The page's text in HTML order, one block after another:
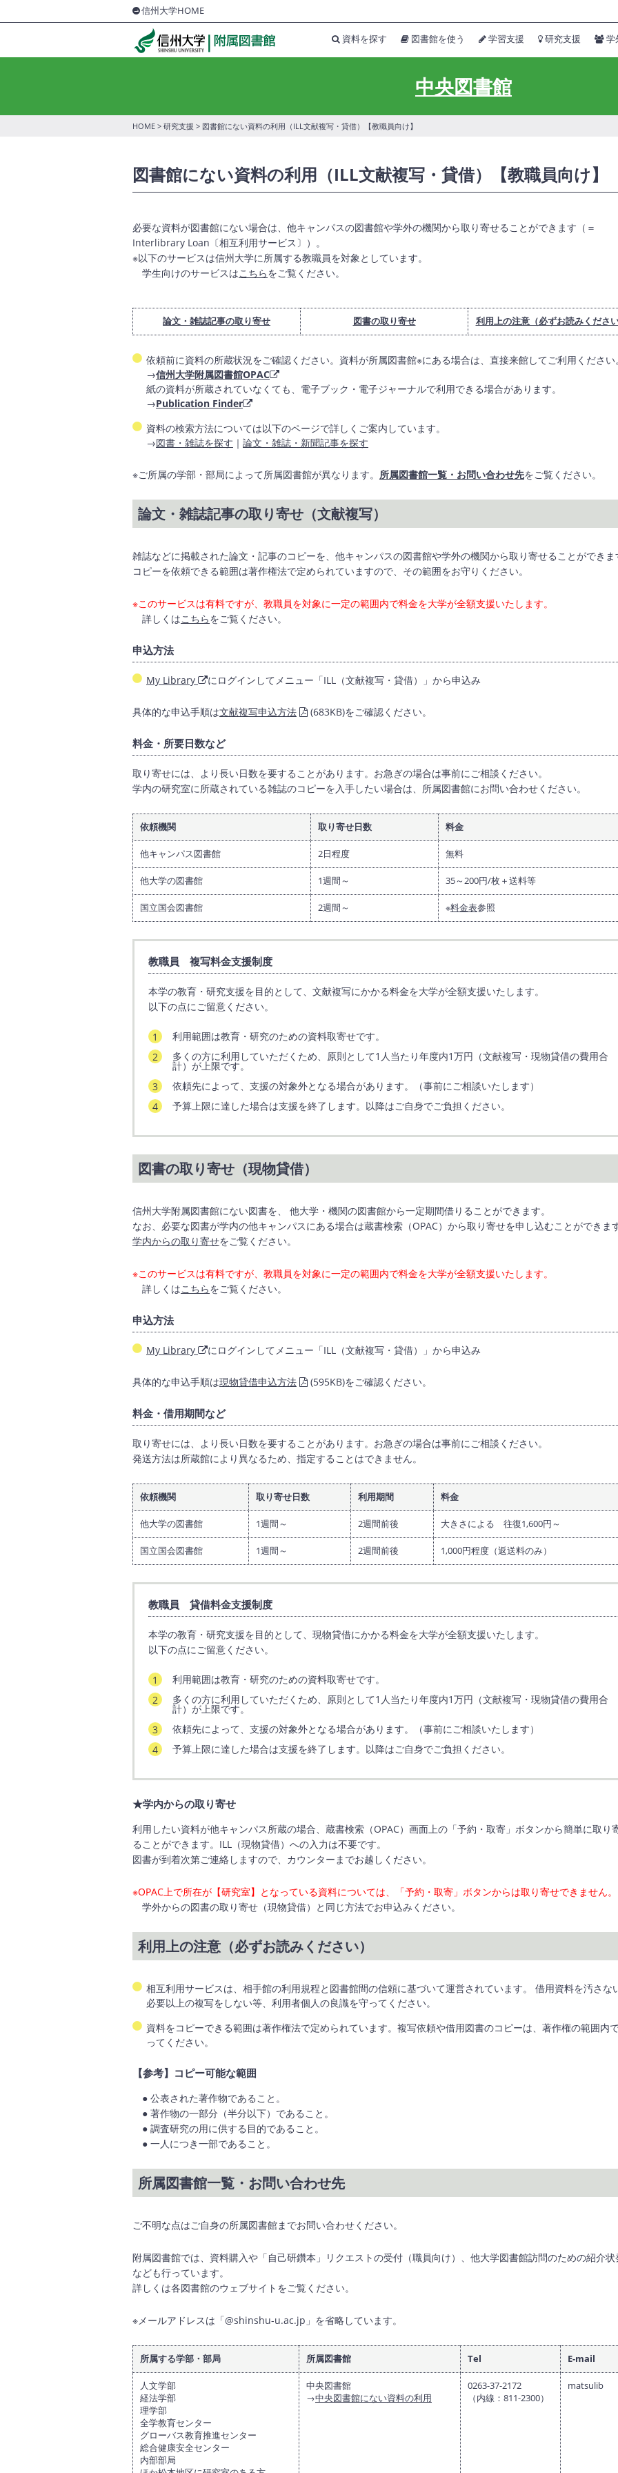
信州大学HOME
資料を探す 図書館を使う 学習支援 研究支援 学
中央図書館
HOME > 研究支援 > 図書館にない資料の利用（ILL文献複写・貸借）【教職員向け】
図書館にない資料の利用（ILL文献複写・貸借）【教職員向け】
必要な資料が図書館にない場合は、他キャンパスの図書館や学外の機関から取り寄せることができます（＝
Interlibrary Loan〔相互利用サービス〕）。
※以下のサービスは信州大学に所属する教職員を対象としています。
学生向けのサービスはこちらをご覧ください。
論文・雑誌記事の取り寄せ 図書の取り寄せ 利用上の注意（必ずお読みくださ
依頼前に資料の所蔵状況をご確認ください。資料が所属図書館※にある場合は、直接来館してご利用ください
→信州大学附属図書館OPAC
紙の資料が所蔵されていなくても、電子ブック・電子ジャーナルで利用できる場合があります。
→Publication Finder
資料の検索方法については以下のページで詳しくご案内しています。
→図書・雑誌を探す ｜ 論文・雑誌・新聞記事を探す
※ご所属の学部・部局によって所属図書館が異なります。 所属図書館一覧・お問い合わせ先をご覧ください。
論文・雑誌記事の取り寄せ（文献複写）
雑誌などに掲載された論文・記事のコピーを、他キャンパスの図書館や学外の機関から取り寄せることができま
コピーを依頼できる範囲は著作権法で定められていますので、その範囲をお守りください。
※このサービスは有料ですが、教職員を対象に一定の範囲内で料金を大学が全額支援いたします。
詳しくはこちらをご覧ください。
申込方法
My Library にログインしてメニュー「ILL（文献複写・貸借）」から申込み
具体的な申込手順は文献複写申込方法 (683KB)をご確認ください。
料金・所要日数など
取り寄せには、より長い日数を要することがあります。お急ぎの場合は事前にご相談ください。
学内の研究室に所蔵されている雑誌のコピーを入手したい場合は、所属図書館にお問い合わせください。
依頼機関 取り寄せ日数 料金
他キャンパス図書館 2日程度 無料
他大学の図書館 1週間～ 35～200円/枚＋送料等
国立国会図書館 2週間～ ※料金表参照
教職員 複写料金支援制度
本学の教育・研究支援を目的として、文献複写にかかる料金を大学が全額支援いたします。
以下の点にご留意ください。
利用範囲は教育・研究のための資料取寄せです。
多くの方に利用していただくため、原則として1人当たり年度内1万円（文献複写・現物貸借の費用合
計）が上限です。
依頼先によって、支援の対象外となる場合があります。（事前にご相談いたします）
予算上限に達した場合は支援を終了します。以降はご自身でご負担ください。
図書の取り寄せ（現物貸借）
信州大学附属図書館にない図書を、 他大学・機関の図書館から一定期間借りることができます。
なお、必要な図書が学内の他キャンパスにある場合は蔵書検索（OPAC）から取り寄せを申し込むことができま
学内からの取り寄せをご覧ください。
※このサービスは有料ですが、教職員を対象に一定の範囲内で料金を大学が全額支援いたします。
詳しくはこちらをご覧ください。
申込方法
My Library にログインしてメニュー「ILL（文献複写・貸借）」から申込み
具体的な申込手順は現物貸借申込方法 (595KB)をご確認ください。
料金・借用期間など
取り寄せには、より長い日数を要することがあります。お急ぎの場合は事前にご相談ください。
発送方法は所蔵館により異なるため、指定することはできません。
依頼機関 取り寄せ日数 利用期間 料金
他大学の図書館 1週間～ 2週間前後 大きさによる 往復1,600円～
国立国会図書館 1週間～ 2週間前後 1,000円程度（返送料のみ）
教職員 貸借料金支援制度
本学の教育・研究支援を目的として、現物貸借にかかる料金を大学が全額支援いたします。
以下の点にご留意ください。
利用範囲は教育・研究のための資料取寄せです。
多くの方に利用していただくため、原則として1人当たり年度内1万円（文献複写・現物貸借の費用合
計）が上限です。
依頼先によって、支援の対象外となる場合があります。（事前にご相談いたします）
予算上限に達した場合は支援を終了します。以降はご自身でご負担ください。
★学内からの取り寄せ
利用したい資料が他キャンパス所蔵の場合、蔵書検索（OPAC）画面上の「予約・取寄」ボタンから簡単に取り
ることができます。ILL（現物貸借）への入力は不要です。
図書が到着次第ご連絡しますので、カウンターまでお越しください。
※OPAC上で所在が【研究室】となっている資料については、「予約・取寄」ボタンからは取り寄せできません。
学外からの図書の取り寄せ（現物貸借）と同じ方法でお申込みください。
利用上の注意（必ずお読みください）
相互利用サービスは、相手館の利用規程と図書館間の信頼に基づいて運営されています。 借用資料を汚さな
必要以上の複写をしない等、利用者個人の良識を守ってください。
資料をコピーできる範囲は著作権法で定められています。複写依頼や借用図書のコピーは、著作権の範囲内
ってください。
【参考】コピー可能な範囲
● 公表された著作物であること。
● 著作物の一部分（半分以下）であること。
● 調査研究の用に供する目的であること。
● 一人につき一部であること。
所属図書館一覧・お問い合わせ先
ご不明な点はご自身の所属図書館までお問い合わせください。
附属図書館では、資料購入や「自己研鑽本」リクエストの受付（職員向け）、他大学図書館訪問のための紹介状
なども行っています。
詳しくは各図書館のウェブサイトをご覧ください。
※メールアドレスは「@shinshu-u.ac.jp」を省略しています。
所属する学部・部局 所属図書館 Tel E-mail
人文学部
経法学部
理学部
全学教育センター
グローバス教育推進センター
総合健康安全センター
内部部局
中央図書館
→中央図書館にない資料の利用
0263-37-2172
（内線：811-2300）
matsulib